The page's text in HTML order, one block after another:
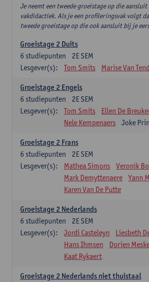
Je neemt een tweede groeistage op die
vakdidactiek. Als je een profileringsvak volgt
tweede groeistage op die ook aansluit bij je
Groeistage 2 Duits
2E SEM
6 studiepunten
Lesgever(s):
Tom Smits Marise Van
Groeistage 2 Engels
2E SEM
6 studiepunten
Lesgever(s):
Tom Smits
Ellen De
Nele Kempenaers
Joke
Groeistage 2 Frans
2E SEM
6 studiepunten
Lesgever(s):
Mathea Simons
Veronik
Mark Demyttenaere
Yann
Karen Van De Putte
Groeistage 2 Nederlands
2E SEM
6 studiepunten
Lesgever(s):
Jordi Casteleyn
Liesbeth
Hans Ihmsen
Dorien
Kaat Rykaert
Groeistage 2 Nederlands niet thuistaal